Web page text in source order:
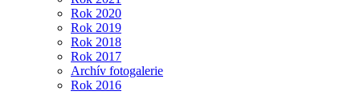
Rok 2020
Rok 2019
Rok 2018
Rok 2017
Archív fotogalerie
Rok 2016